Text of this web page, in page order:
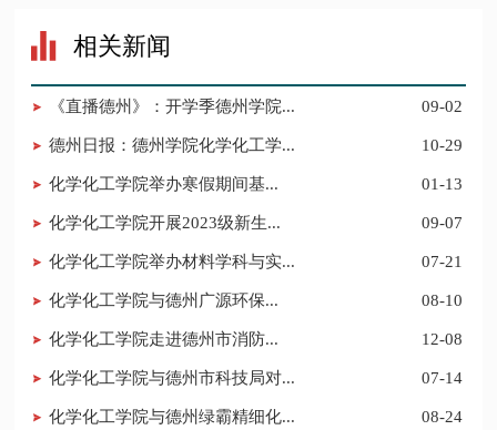
相关新闻
《直播德州》：开学季德州学院... 09-02
德州日报：德州学院化学化工学... 10-29
​化学化工学院举办寒假期间基... 01-13
​化学化工学院开展2023级新生... 09-07
化学化工学院举办材料学科与实... 07-21
​化学化工学院与德州广源环保... 08-10
​化学化工学院走进德州市消防... 12-08
化学化工学院与德州市科技局对... 07-14
化学化工学院与德州绿霸精细化... 08-24